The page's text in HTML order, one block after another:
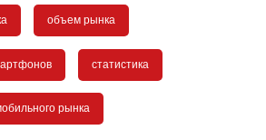
объем рынка
статистика
рынка